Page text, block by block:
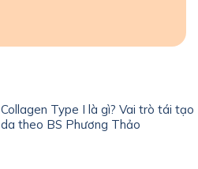
Collagen Type I là gì? Vai trò tái tạo
da theo BS Phương Thảo